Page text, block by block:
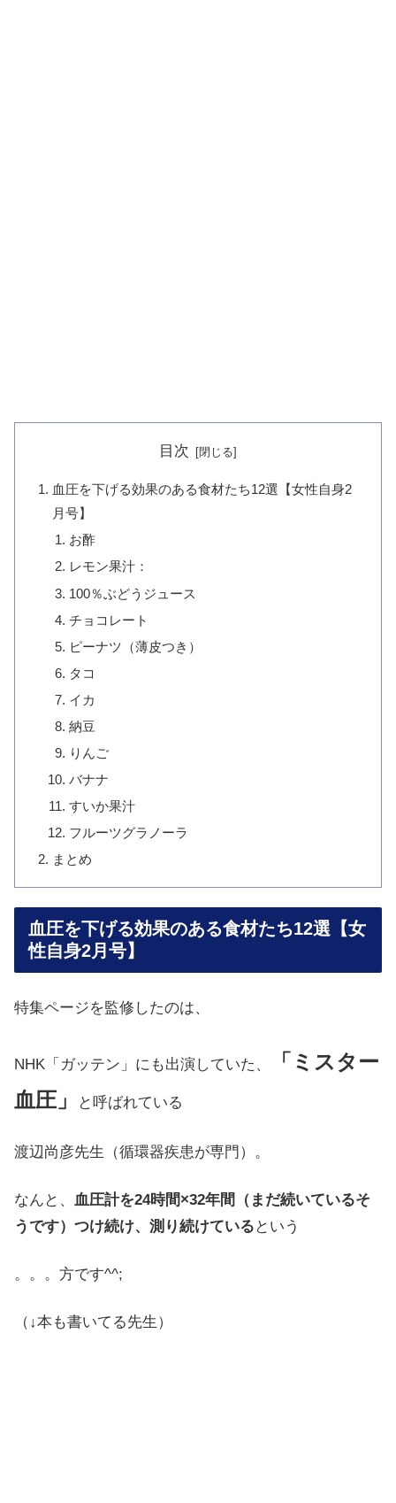
目次
血圧を下げる効果のある食材たち12選【女性自身2
月号】
お酢
レモン果汁：
100％ぶどうジュース
チョコレート
ピーナツ（薄皮つき）
タコ
イカ
納豆
りんご
バナナ
すいか果汁
フルーツグラノーラ
まとめ
血圧を下げる効果のある食材たち12選【女
性自身2月号】
特集ページを監修したのは、
NHK「ガッテン」にも出演していた、
「ミスター
血圧」
と呼ばれている
渡辺尚彦先生（循環器疾患が専門）。
なんと、 血圧計を24時間×32年間（まだ続いているそ
うです）つけ続け、測り続けている という
。。。方です^^;
（↓本も書いてる先生）